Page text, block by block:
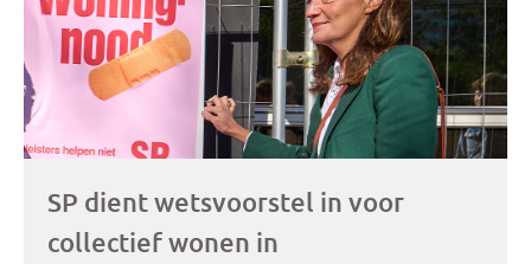
SP dient wetsvoorstel in voor
collectief wonen in